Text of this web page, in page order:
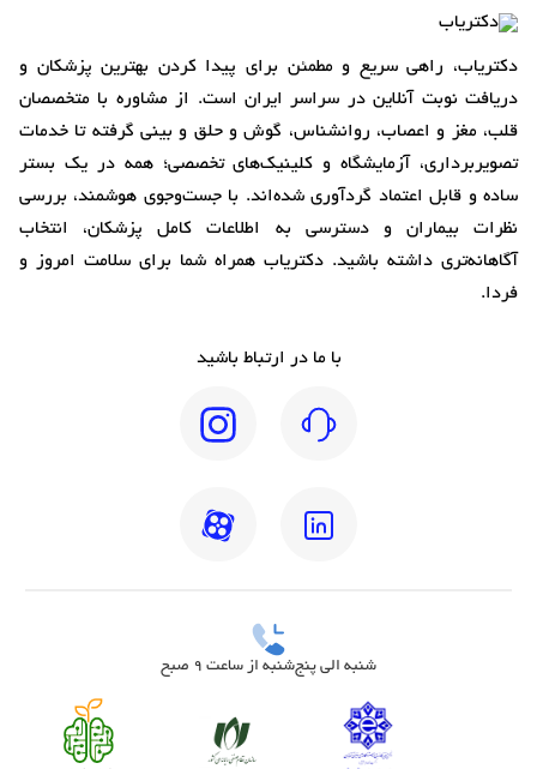
دکتریاب، راهی سریع و مطمئن برای پیدا کردن بهترین پزشکان و
دریافت نوبت آنلاین در سراسر ایران است. از مشاوره با متخصصان
قلب، مغز و اعصاب، روانشناس، گوش و حلق و بینی گرفته تا خدمات
تصویربرداری، آزمایشگاه و کلینیک‌های تخصصی؛ همه در یک بستر
ساده و قابل اعتماد گردآوری شده‌اند. با جست‌وجوی هوشمند، بررسی
نظرات بیماران و دسترسی به اطلاعات کامل پزشکان، انتخاب
آگاهانه‌تری داشته باشید. دکتریاب همراه شما برای سلامت امروز و
فردا.
با ما در ارتباط باشید
شنبه الی پنج‌شنبه از ساعت 9 صبح